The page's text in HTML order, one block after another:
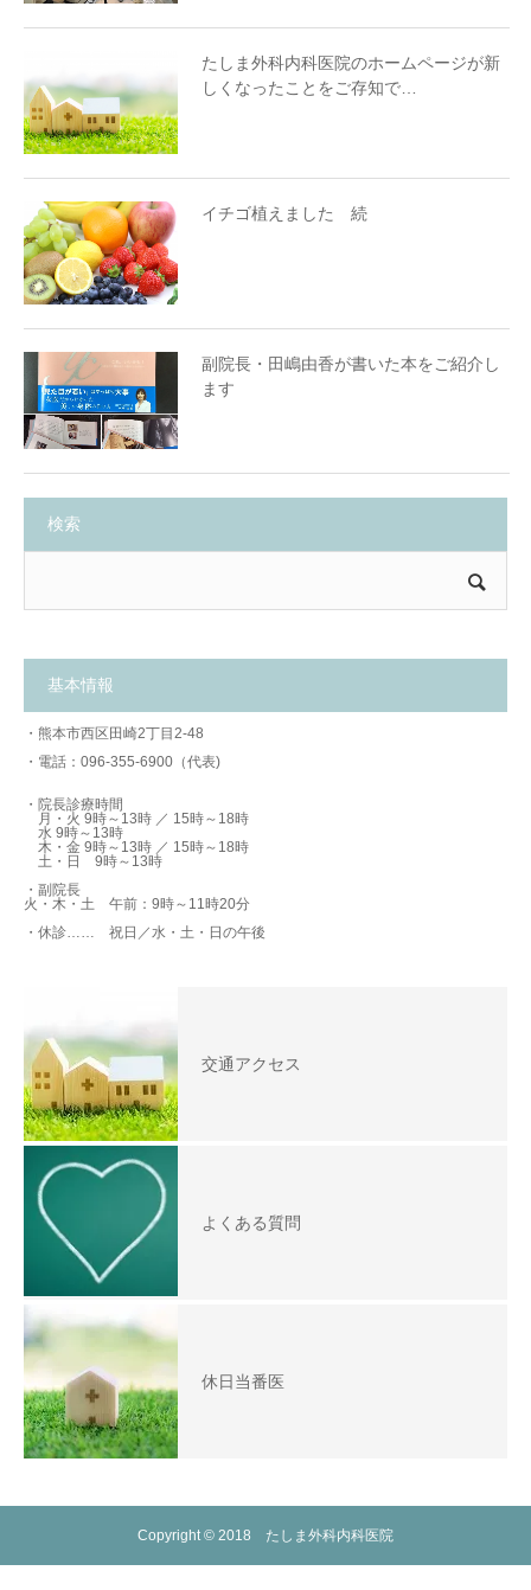
たしま外科内科医院のホームページが新
しくなったことをご存知で…
イチゴ植えました 続
副院長・田嶋由香が書いた本をご紹介し
ます
検索
基本情報
・熊本市西区田崎2丁目2-48
・電話：096-355-6900（代表)
・院長診療時間
月・火 9時～13時 ／ 15時～18時
水 9時～13時
木・金 9時～13時 ／ 15時～18時
土・日 9時～13時
・副院長
火・木・土 午前：9時～11時20分
・休診…… 祝日／水・土・日の午後
交通アクセス
よくある質問
休日当番医
Copyright © 2018 たしま外科内科医院